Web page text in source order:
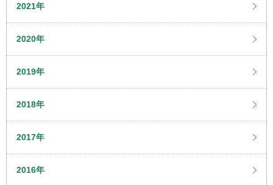
2021年
2020年
2019年
2018年
2017年
2016年